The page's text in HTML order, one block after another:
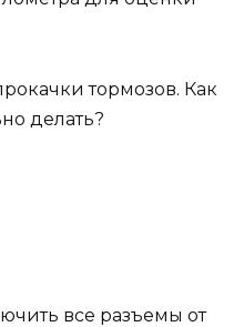
все разъемы от